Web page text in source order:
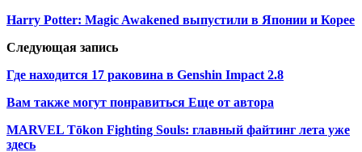
Harry Potter: Magic Awakened выпустили в Японии и Корее
Следующая запись
Где находится 17 раковина в Genshin Impact 2.8
Вам также могут понравиться Еще от автора
MARVEL Tōkon Fighting Souls: главный файтинг лета уже
здесь